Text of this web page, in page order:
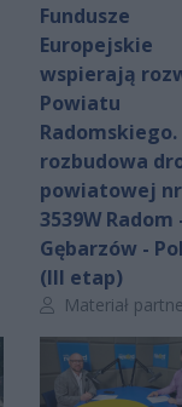
Fundusze
Europejskie
wspierają
Powiatu
rozbudowa
powiatowej nr
3539W Radom
Gębarzów -
(III etap)
Autor artykułu:
Materiał